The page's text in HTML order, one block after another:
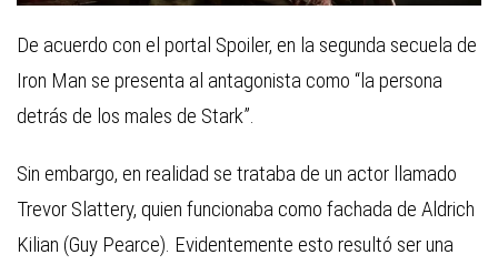
De acuerdo con el portal Spoiler, en la segunda secuela de
Iron Man se presenta al antagonista como “la persona
detrás de los males de Stark”.
Sin embargo, en realidad se trataba de un actor llamado
Trevor Slattery, quien funcionaba como fachada de Aldrich
Kilian (Guy Pearce). Evidentemente esto resultó ser una